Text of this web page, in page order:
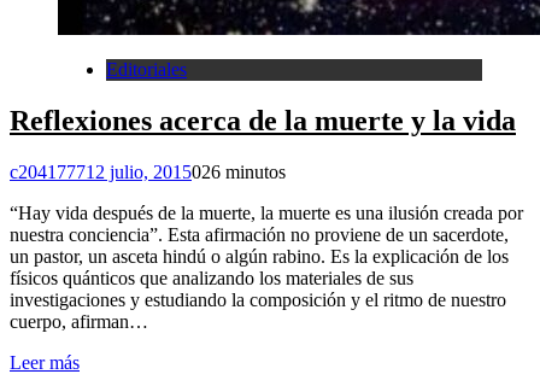
Editoriales
Reflexiones acerca de la muerte y la vida
c204177712 julio, 2015026 minutos
“Hay vida después de la muerte, la muerte es una ilusión creada por
nuestra conciencia”. Esta afirmación no proviene de un sacerdote,
un pastor, un asceta hindú o algún rabino. Es la explicación de los
físicos quánticos que analizando los materiales de sus
investigaciones y estudiando la composición y el ritmo de nuestro
cuerpo, afirman…
Leer más